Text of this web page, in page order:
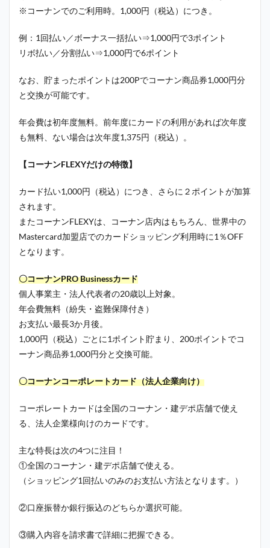
※コーナンでのご利用時。1,000円（税込）につき。
例：1回払い／ボーナス一括払い⇒1,000円で3ポイント
リボ払い／分割払い⇒1,000円で6ポイント
なお、貯まったポイントは200Pでコーナン商品券1,000円分
と交換が可能です。
年会費は初年度無料。前年度にカードの利用があれば次年度
も無料、ない場合は次年度1,375円（税込）。
【コーナンFLEXYだけの特徴】
カード払い1,000円（税込）につき、さらに２ポイントが加算
されます。
またコーナンFLEXYは、コーナン店内はもちろん、世界中の
Mastercard加盟店でのカードショッピング利用時に1％OFF
となります。
〇コーナンPRO Businessカード
個人事業主・法人代表者の20歳以上対象。
年会費無料（紛失・盗難保障付き）
お支払い最長3か月後。
1,000円（税込）ごとに1ポイント貯まり、200ポイントでコ
ーナン商品券1,000円分と交換可能。
〇コーナンコーポレートカード（法人企業向け）
コーポレートカードは全国のコーナン・建デポ店舗で使え
る、法人企業様向けのカードです。
主な特長は次の4つに注目！
①全国のコーナン・建デポ店舗で使える。
（ショッピング1回払いのみのお支払い方法となります。）
②口座振替か銀行振込のどちらか選択可能。
③購入内容を請求書で詳細に把握できる。